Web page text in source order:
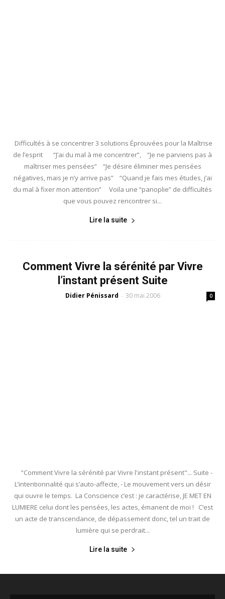
Difficultés à se concentrer 3 solutions Éprouvées pour la Maîtrise
de l’esprit “J’ai du mal à me concentrer”, “Je ne parviens pas à
maîtriser mes pensées” “Je désire éliminer mes pensées
négatives, mais je n’y arrive pas” “Quand je fais mes études, j’ai
du mal à fixer mon attention” Voila une “panoplie” de difficultés
que vous pouvez rencontrer si...
Lire la suite
Comment Vivre la sérénité par Vivre
l’instant présent Suite
Didier Pénissard - 30 mai 2006 0
"Comment Vivre la sérénité par Vivre l'instant présent"... Suite -
L’intentionnalité qui s’auto-affecte, - Le mouvement vers un désir
qui ouvre le temps. La Conscience c’est : je caractérise, JE MET EN
LUMIERE celui dont les pensées, les actes, émanent de moi ! C’est
un acte de transcendance, de dépassement donc, tel un trait de
lumière qui se perdrait...
Lire la suite